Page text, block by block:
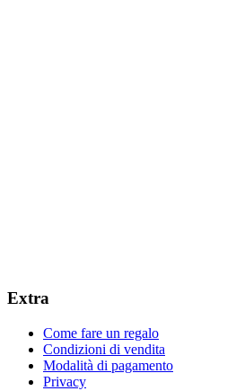
Extra
Come fare un regalo
Condizioni di vendita
Modalità di pagamento
Privacy